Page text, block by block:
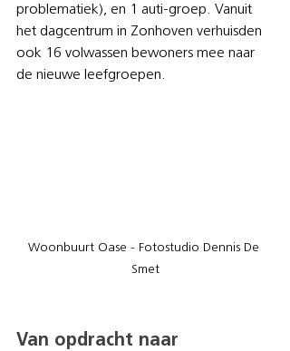
problematiek), en 1 auti-groep. Vanuit
het dagcentrum in Zonhoven verhuisden
ook 16 volwassen bewoners mee naar
de nieuwe leefgroepen.
Woonbuurt Oase - Fotostudio Dennis De
Smet
Van opdracht naar